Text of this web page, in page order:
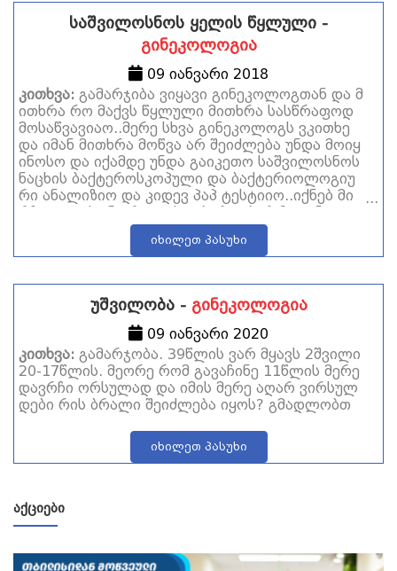
საშვილოსნოს ყელის წყლული -
გინეკოლოგია
09 იანვარი 2018
კითხვა: გამარჯიბა ვიყავი გინეკოლოგთან და მ
ითხრა რო მაქვს წყლული მითხრა სასწრაფოდ
მოსაწვავიაო..მერე სხვა გინეკოლოგს ვკითხე
და იმან მითხრა მოწვა არ შეიძლება უნდა მოიყ
ინოსო და იქამდე უნდა გაიკეთო საშვილოსნოს
ნაცხის ბაქტეროსკოპული და ბაქტერიოლოგიუ
რი ანალიზიო და კიდევ პაპ ტესტიიო..იქნებ მი
რჩიოთ ტქვენც რა ჯობია პირდაპირ მოყინვა თუ
ჯერ ანალიზების გაკეთება? და რამდენად საში
იხილეთ პასუხი
უშვილობა - გინეკოლოგია
09 იანვარი 2020
კითხვა: გამარჯობა. 39წლის ვარ მყავს 2შვილი
20-17წლის. მეორე რომ გავაჩინე 11წლის მერე
დავრჩი ორსულად და იმის მერე აღარ ვირსულ
დები რის ბრალი შეიძლება იყოს? გმადლობთ
იხილეთ პასუხი
ᲐᲥᲪᲘᲔᲑᲘ